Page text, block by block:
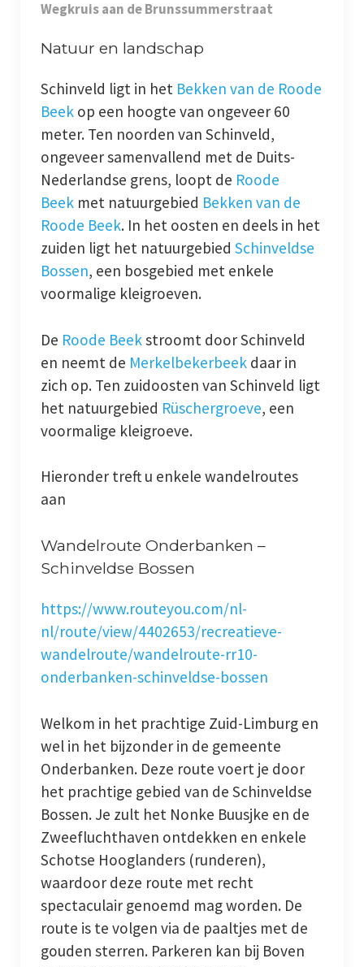
Wegkruis aan de Brunssummerstraat
Natuur en landschap
Schinveld ligt in het Bekken van de Roode
Beekop een hoogte van ongeveer 60
meter. Ten noorden van Schinveld,
ongeveer samenvallend met de Duits-
Nederlandse grens, loopt de Roode
Beekmet natuurgebied Bekken van de
Roode Beek. In het oosten en deels in het
zuiden ligt het natuurgebied Schinveldse
Bossen, een bosgebied met enkele
voormalige kleigroeven.
De Roode Beek stroomt door Schinveld
en neemt de Merkelbekerbeek daar in
zich op. Ten zuidoosten van Schinveld ligt
het natuurgebied Rüschergroeve, een
voormalige kleigroeve.
Hieronder treft u enkele wandelroutes
aan
Wandelroute Onderbanken –
Schinveldse Bossen
https://www.routeyou.com/nl-
nl/route/view/4402653/recreatieve-
wandelroute/wandelroute-rr10-
onderbanken-schinveldse-bossen
Welkom in het prachtige Zuid-Limburg en
wel in het bijzonder in de gemeente
Onderbanken. Deze route voert je door
het prachtige gebied van de Schinveldse
Bossen. Je zult het Nonke Buusjke en de
Zweefluchthaven ontdekken en enkele
Schotse Hooglanders (runderen),
waardoor deze route met recht
spectaculair genoemd mag worden. De
route is te volgen via de paaltjes met de
gouden sterren. Parkeren kan bij Boven